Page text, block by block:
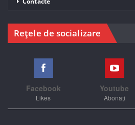
Rețele de socializare
Facebook
Likes
Youtube
Abonați